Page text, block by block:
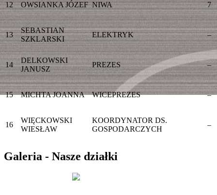
12 OWSIANKA JÓZEF NIWA 7
13
SEBASTIAN
SZKLARSKI
ELEKTRYK –
14
DELKOWSKI
JANUSZ
PREZES –
15 MICHTA JOANNA WICEPREZES –
16
WIĘCKOWSKI
WIESŁAW
KOORDYNATOR DS.
GOSPODARCZYCH
–
Galeria - Nasze działki